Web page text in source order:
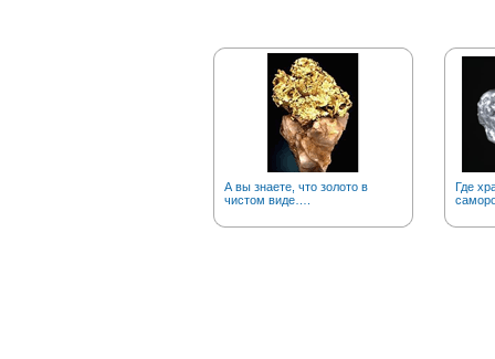
А вы знаете, что золото в
чистом виде….
Где